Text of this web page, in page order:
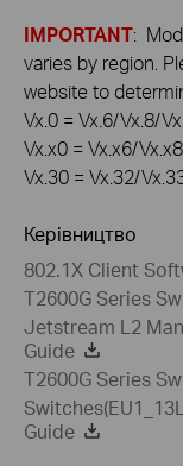
IMPORTANT:
varies by region.
website to
Vx.0 = Vx.6/Vx.8/
Vx.x0 = Vx.x6/
Vx.30 = Vx.32/
Керівництво
802.1X Client
T2600G Series
Jetstream L2
Guide
T2600G Series
Guide